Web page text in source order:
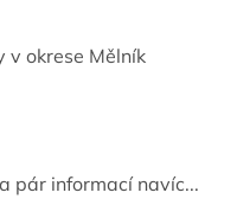
v okrese Mělník
pár informací navíc...